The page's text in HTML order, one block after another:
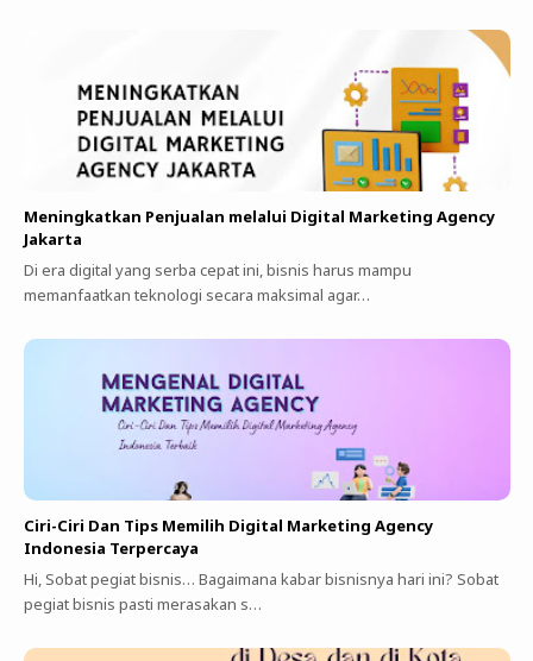
Meningkatkan Penjualan melalui Digital Marketing Agency
Jakarta
Di era digital yang serba cepat ini, bisnis harus mampu
memanfaatkan teknologi secara maksimal agar…
Ciri-Ciri Dan Tips Memilih Digital Marketing Agency
Indonesia Terpercaya
Hi, Sobat pegiat bisnis… Bagaimana kabar bisnisnya hari ini? Sobat
pegiat bisnis pasti merasakan s…